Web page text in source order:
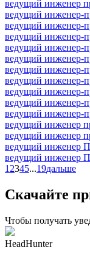
ведущий инженер
ведущий инженер-
ведущий инженер-
ведущий инженер-
ведущий инженер-
ведущий инженер-
ведущий инженер-
ведущий инженер-
ведущий инженер-
ведущий инженер-
ведущий
ведущий инженер
ведущий инженер
ведущий инженер
ведущий инженер
1 2345...19дальше
Скачайте
Чтобы получать
HeadHunter